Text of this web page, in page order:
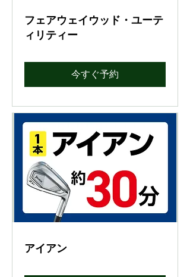
フェアウェイウッド・ユーテ
ィリティー
今すぐ予約
アイアン